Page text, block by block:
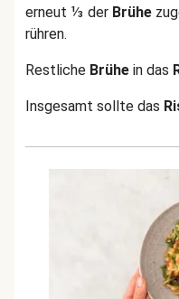
erneut ⅓ der Brühe
rühren.
Restliche Brühe in das
Insgesamt sollte das